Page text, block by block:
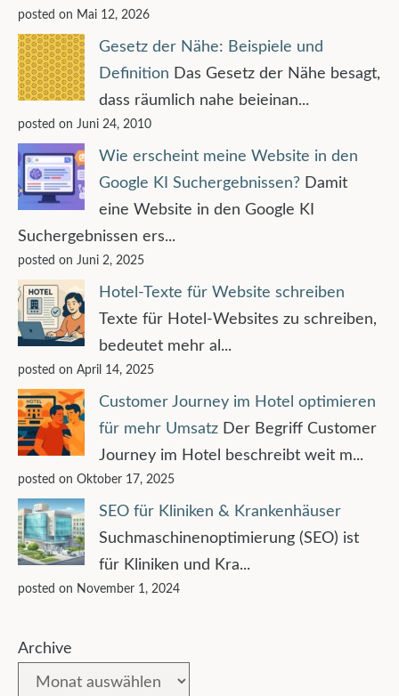
posted on Mai 12, 2026
Gesetz der Nähe: Beispiele und
Definition Das Gesetz der Nähe besagt,
dass räumlich nahe beieinan...
posted on Juni 24, 2010
Wie erscheint meine Website in den
Google KI Suchergebnissen? Damit
eine Website in den Google KI
Suchergebnissen ers...
posted on Juni 2, 2025
Hotel-Texte für Website schreiben
Texte für Hotel-Websites zu schreiben,
bedeutet mehr al...
posted on April 14, 2025
Customer Journey im Hotel optimieren
für mehr Umsatz Der Begriff Customer
Journey im Hotel beschreibt weit m...
posted on Oktober 17, 2025
SEO für Kliniken & Krankenhäuser
Suchmaschinenoptimierung (SEO) ist
für Kliniken und Kra...
posted on November 1, 2024
Archive